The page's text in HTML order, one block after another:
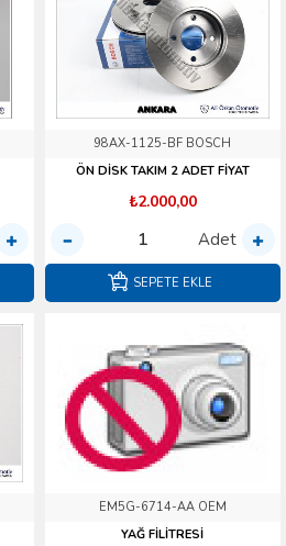
98AX-1125-BF BOSCH
ÖN DİSK TAKIM 2 ADET FİYAT
₺2.000,00
Adet
SEPETE EKLE
EM5G-6714-AA OEM
YAĞ FİLİTRESİ